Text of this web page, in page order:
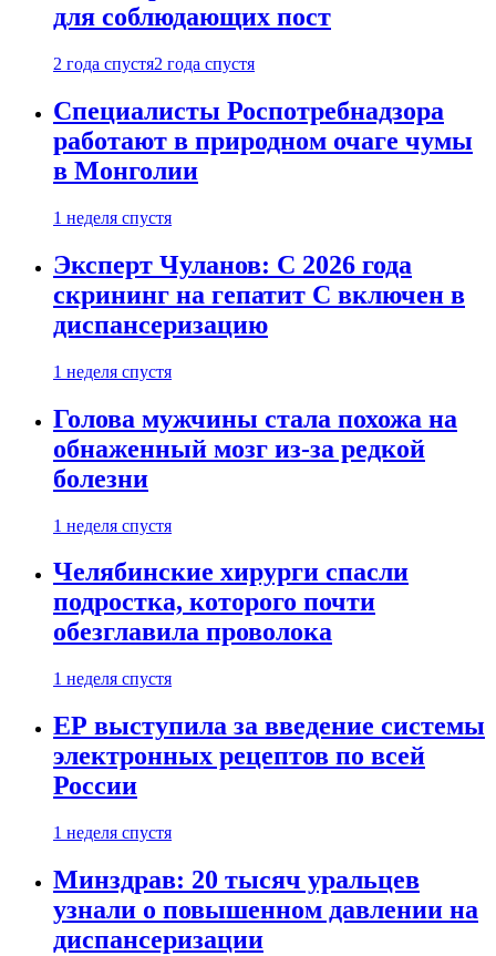
для соблюдающих пост
2 года спустя2 года спустя
Специалисты Роспотребнадзора
работают в природном очаге чумы
в Монголии
1 неделя спустя
Эксперт Чуланов: С 2026 года
скрининг на гепатит С включен в
диспансеризацию
1 неделя спустя
Голова мужчины стала похожа на
обнаженный мозг из-за редкой
болезни
1 неделя спустя
Челябинские хирурги спасли
подростка, которого почти
обезглавила проволока
1 неделя спустя
ЕР выступила за введение системы
электронных рецептов по всей
России
1 неделя спустя
Минздрав: 20 тысяч уральцев
узнали о повышенном давлении на
диспансеризации